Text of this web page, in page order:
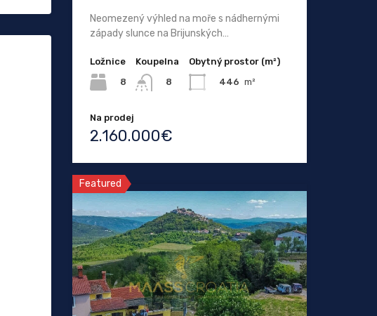
Neomezený výhled na moře s nádhernými
západy slunce na Brijunských…
Ložnice
8
Koupelna
8
Obytný prostor (m²)
446 m²
Na prodej
2.160.000€
Featured